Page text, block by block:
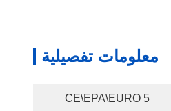
معلومات تفصيلية
CE\EPA\EURO 5